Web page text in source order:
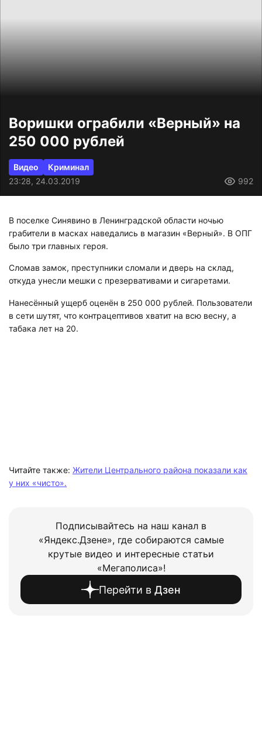
Воришки ограбили «Верный» на
250 000 рублей
Видео
Криминал
23:28, 24.03.2019
992
В поселке Синявино в Ленинградской области ночью
грабители в масках наведались в магазин «Верный». В ОПГ
было три главных героя.
Сломав замок, преступники сломали и дверь на склад,
откуда унесли мешки с презервативами и сигаретами.
Нанесённый ущерб оценён в 250 000 рублей. Пользователи
в сети шутят, что контрацептивов хватит на всю весну, а
табака лет на 20.
Читайте также: Жители Центрального района показали как
у них «чисто».
Подписывайтесь на наш канал в
«Яндекс.Дзене», где собираются самые
крутые видео и интересные статьи
«Мегаполиса»!
Перейти в Дзен